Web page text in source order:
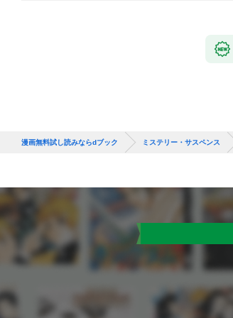
漫画無料試し読みならdブック ミステリー・サスペンス